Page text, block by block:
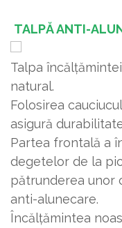
TALPĂ ANTI-
Talpa
natural.
Folosirea
asigură
Partea frontală a
degetelor de la
pătrunderea unor
anti-alunecare.
Încălțămintea